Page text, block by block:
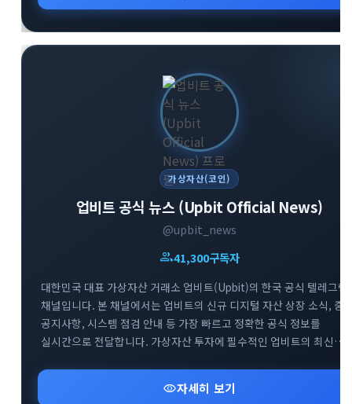
가상자산(코인)
업비트 공식 뉴스 (Upbit Official News)
@upbit_news
group41,300구독자
대한민국 대표 가상자산 거래소 업비트(Upbit)의 한국 공식 텔레그램
채널입니다. 본 채널에서는 업비트의 신규 디지털 자산 상장 소식, 중
공지사항, 시스템 점검 안내 등 가장 빠르고 정확한 공식 정보를
실시간으로 전달합니다. 가상자산 투자에 필수적인 업비트의 최신
안전하고 현명한 거래를 돕기 위한 공식 소통 창구로서 신뢰할 수 있는
visibility자세히 보기